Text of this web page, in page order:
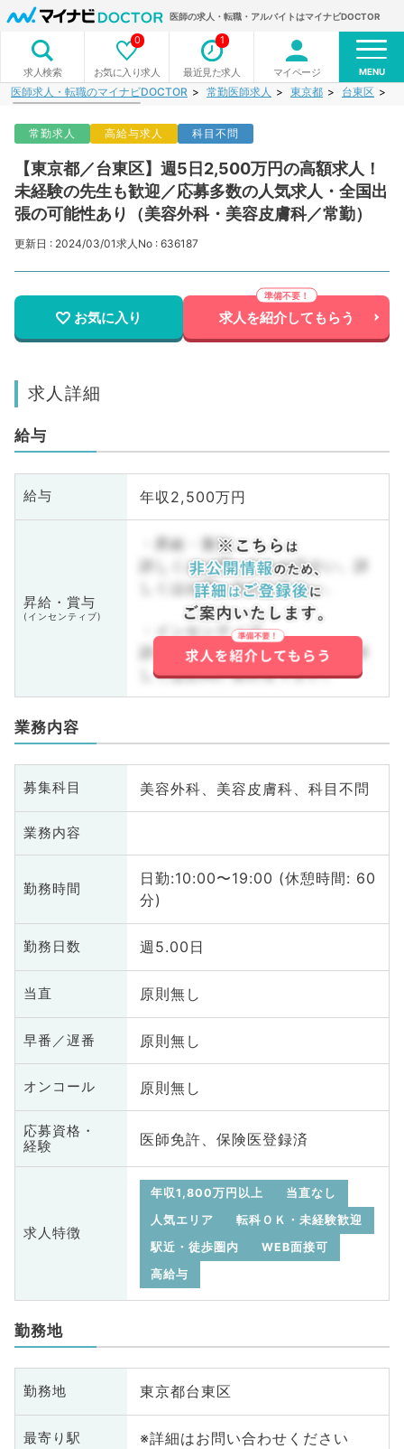
医師の求人・転職・アルバイトはマイナビDOCTOR
求人検索 お気に入り求人
0
最近見た求人
1
マイページ MENU
医師求人・転職のマイナビDOCTOR 常勤医師求人 東京都 台東区
常勤求人 高給与求人 科目不問
【東京都／台東区】週5日2,500万円の高額求人！
未経験の先生も歓迎／応募多数の人気求人・全国出
張の可能性あり（美容外科・美容皮膚科／常勤）
更新日 : 2024/03/01求人No : 636187
お気に入り 求人を紹介してもらう
求人詳細
給与
給与 年収2,500万円
昇給・賞与
(インセンティブ)
・昇給・賞与
詳しくはお問い合わせ下さい。詳
しくはお問い合わせ下さい。
・インセンティブ
詳しくはお問い合わせ下さい。詳
しくはお問い合わせ下さい。
業務内容
募集科目 美容外科、美容皮膚科、科目不問
業務内容
勤務時間
日勤:10:00〜19:00 (休憩時間: 60
分)
勤務日数 週5.00日
当直 原則無し
早番／遅番 原則無し
オンコール 原則無し
応募資格・
経験
医師免許、保険医登録済
求人特徴
年収1,800万円以上
当直なし
人気エリア
転科ＯＫ・未経験歓迎
駅近・徒歩圏内
WEB面接可
高給与
勤務地
勤務地 東京都台東区
最寄り駅 ※詳細はお問い合わせください